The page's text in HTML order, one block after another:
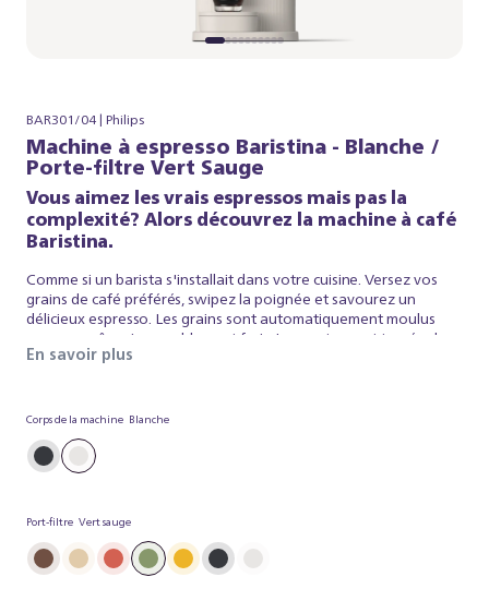
BAR301/04 | Philips
Machine à espresso Baristina - Blanche /
Porte-filtre Vert Sauge
Vous aimez les vrais espressos mais pas la
complexité? Alors découvrez la machine à café
Baristina.
Comme si un barista s'installait dans votre cuisine. Versez vos
grains de café préférés, swipez la poignée et savourez un
délicieux espresso. Les grains sont automatiquement moulus
pour un arôme incroyablement frais. La mouture est tassée dans
le porte-filtre puis infusée avec la pression optimale, pour que
plus qu'à déguster ce shot parfait. Alors, swipez la poignée, et
préparez-vous à savourer un véritable espresso.
En savoir plus
Corps de la machine Blanche
Port-filtre Vert sauge